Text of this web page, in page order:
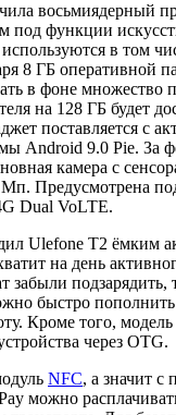
восьмиядерный
под функции
в том
8 ГБ оперативной
в фоне множество
на 128 ГБ будет
поставляется с
Android 9.0 Pie. За
камера с
Предусмотрена
Dual VoLTE.
Ulefone T2 ёмким
на день
забыли подзарядить,
быстро пополнить
Кроме того,
через OTG.
NFC, а значит
можно